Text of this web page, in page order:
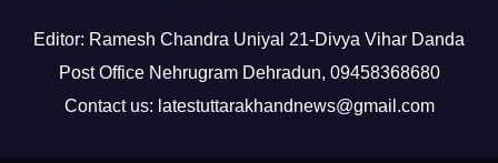
Editor: Ramesh Chandra Uniyal 21-Divya Vihar Danda
Post Office Nehrugram Dehradun, 09458368680
Contact us: latestuttarakhandnews@gmail.com